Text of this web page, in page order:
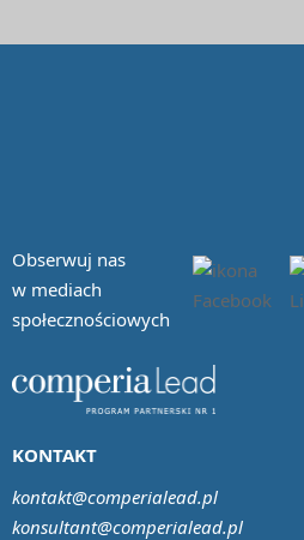
Obserwuj nas
w mediach
społecznościowych
KONTAKT
kontakt@comperialead.pl
konsultant@comperialead.pl